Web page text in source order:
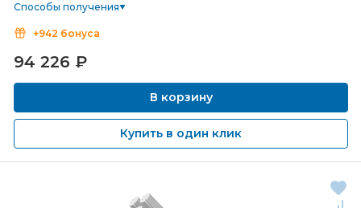
Способы получения
+942 бонуса
94 226 ₽
В корзину
Купить в один клик